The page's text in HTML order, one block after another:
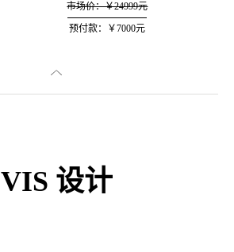
市场价：￥24999元
预付款：￥7000元

VIS 设计